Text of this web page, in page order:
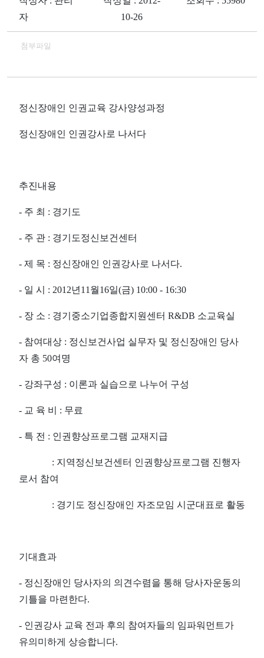
자
10-26
첨부파일
정신장애인 인권교육 강사양성과정
정신장애인 인권강사로 나서다
추진내용
- 주 최 : 경기도
- 주 관 : 경기도정신보건센터
- 제 목 : 정신장애인 인권강사로 나서다.
- 일 시 : 2012년11월16일(금) 10:00 - 16:30
- 장 소 : 경기중소기업종합지원센터 R&DB 소교육실
- 참여대상 : 정신보건사업 실무자 및 정신장애인 당사
자 총 50여명
- 강좌구성 : 이론과 실습으로 나누어 구성
- 교 육 비 : 무료
- 특 전 : 인권향상프로그램 교재지급
: 지역정신보건센터 인권향상프로그램 진행자
로서 참여
: 경기도 정신장애인 자조모임 시군대표로 활동
기대효과
- 정신장애인 당사자의 의견수렴을 통해 당사자운동의
기틀을 마련한다.
- 인권강사 교육 전과 후의 참여자들의 임파워먼트가
유의미하게 상승합니다.